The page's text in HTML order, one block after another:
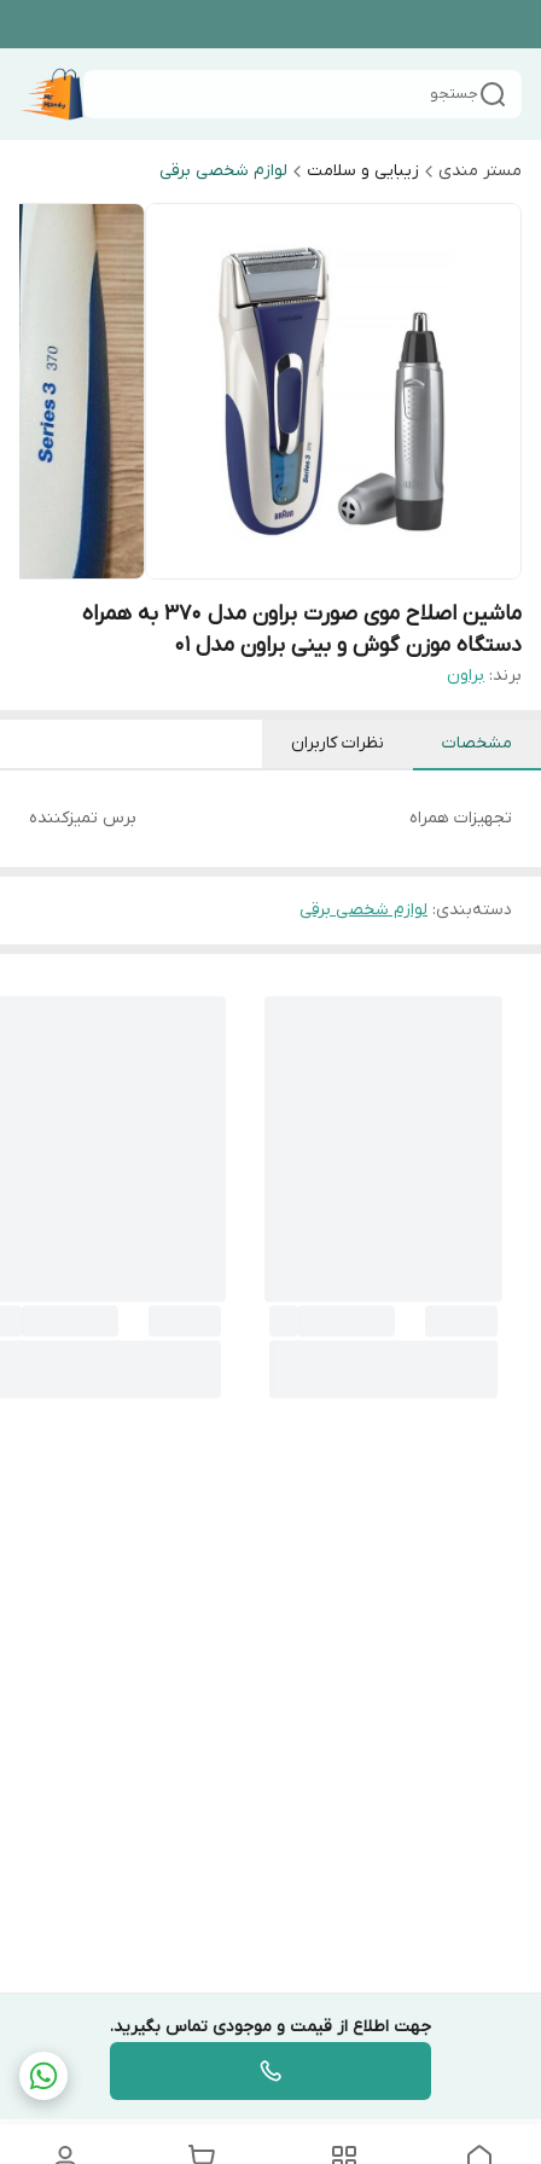
جستجو
مستر مندی زیبایی و سلامت لوازم شخصی برقی
ماشین اصلاح موی صورت براون مدل 370 به همراه
دستگاه موزن گوش و بینی براون مدل 01
برند: براون
جهت اطلاع از قیمت و موجودی تماس بگیرید.
مشخصات نظرات کاربران
تجهیزات همراه برس تمیزکننده
دسته‌بندی: لوازم شخصی برقی